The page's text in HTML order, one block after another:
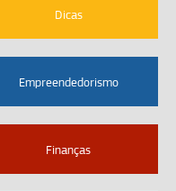
Dicas
Empreendedorismo
Finanças